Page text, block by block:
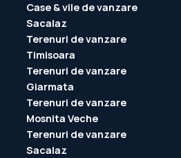
Case & vile de vanzare
Sacalaz
Terenuri de vanzare
Timisoara
Terenuri de vanzare
Giarmata
Terenuri de vanzare
Mosnita Veche
Terenuri de vanzare
Sacalaz